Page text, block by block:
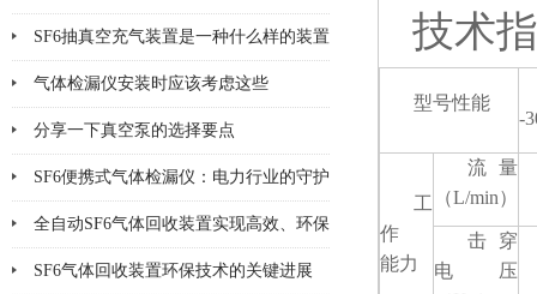
SF6抽真空充气装置是一种什么样的装置
气体检漏仪安装时应该考虑这些
分享一下真空泵的选择要点
SF6便携式气体检漏仪：电力行业的守护
神
全自动SF6气体回收装置实现高效、环保
的SF6气体回收
SF6气体回收装置环保技术的关键进展
技术
型号性能
-
工
作
能力
流量
（L/min）
击穿
电压